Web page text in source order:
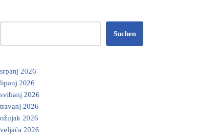
Suchen
srpanj 2026
lipanj 2026
svibanj 2026
travanj 2026
ožujak 2026
veljača 2026